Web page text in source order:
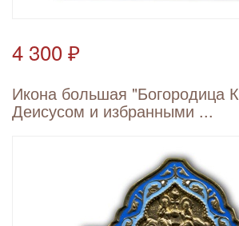
4 300 ₽
Икона большая "Богородица
Деисусом и избранными ...